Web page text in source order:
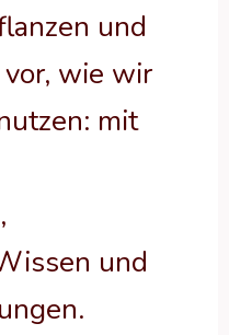
und
wie wir
mit
und